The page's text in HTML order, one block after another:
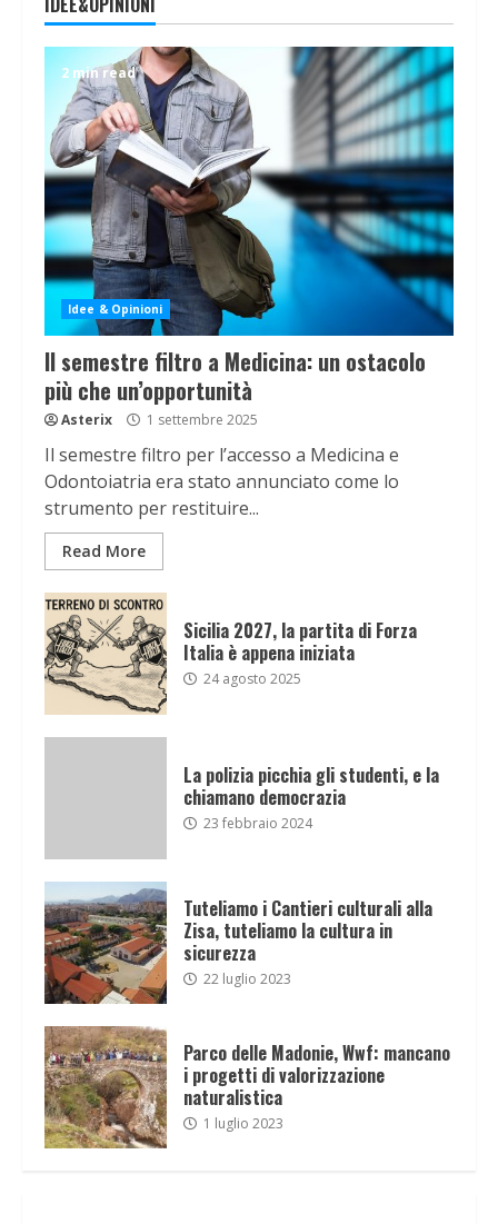
2 min read
Idee & Opinioni
Il semestre filtro a Medicina: un ostacolo
più che un’opportunità
Asterix 1 settembre 2025
Il semestre filtro per l’accesso a Medicina e
Odontoiatria era stato annunciato come lo
strumento per restituire...
Read More
Sicilia 2027, la partita di Forza
Italia è appena iniziata
24 agosto 2025
La polizia picchia gli studenti, e la
chiamano democrazia
23 febbraio 2024
Tuteliamo i Cantieri culturali alla
Zisa, tuteliamo la cultura in
sicurezza
22 luglio 2023
Parco delle Madonie, Wwf: mancano
i progetti di valorizzazione
naturalistica
1 luglio 2023